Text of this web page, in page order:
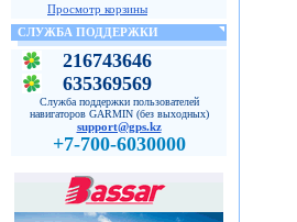
Просмотр корзины
СЛУЖБА ПОДДЕРЖКИ
216743646
635369569
Служба поддержки пользователей
навигаторов GARMIN (без выходных)
support@gps.kz
+7-700-6030000